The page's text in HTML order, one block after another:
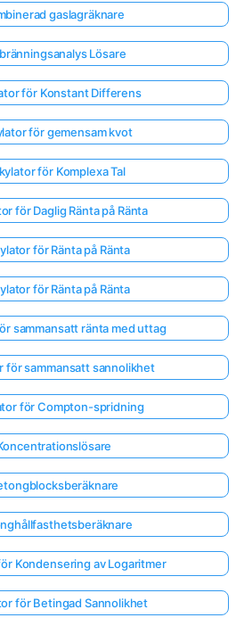
gaslagräknare
Lösare
för Konstant Differens
för gemensam kvot
för Komplexa Tal
för Daglig Ränta på Ränta
för Ränta på Ränta
för Ränta på Ränta
sammansatt ränta med uttag
för sammansatt sannolikhet
för Compton-spridning
Kondensering av Logaritmer
för Betingad Sannolikhet